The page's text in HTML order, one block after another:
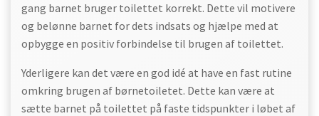
gang barnet bruger toilettet korrekt. Dette vil motivere
og belønne barnet for dets indsats og hjælpe med at
opbygge en positiv forbindelse til brugen af toilettet.
Yderligere kan det være en god idé at have en fast rutine
omkring brugen af børnetoiletet. Dette kan være at
sætte barnet på toilettet på faste tidspunkter i løbet af